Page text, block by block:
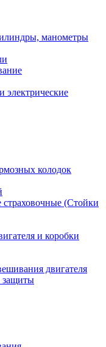
манометры
колодок
(Стойки
и коробки
двигателя
защиты